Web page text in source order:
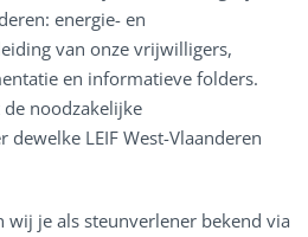
energie- en
van onze vrijwilligers,
en informatieve folders.
noodzakelijke
LEIF West-Vlaanderen
wij je als steunverlener bekend via